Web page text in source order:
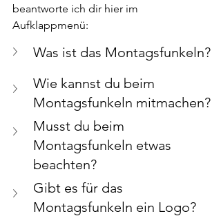
beantworte ich dir hier im
Aufklappmenü:
Was ist das Montagsfunkeln?
Wie kannst du beim
Montagsfunkeln mitmachen?
Musst du beim
Montagsfunkeln etwas
beachten?
Gibt es für das
Montagsfunkeln ein Logo?